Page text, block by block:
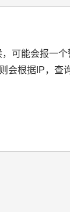
可能会报一
根据IP，查